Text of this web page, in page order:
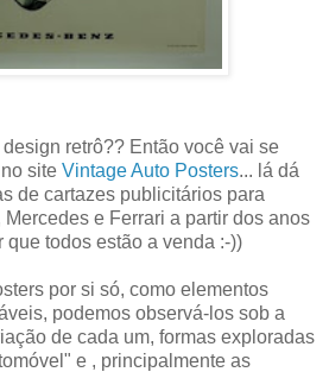
retrô?? Então você vai se
site Vintage Auto Posters... lá dá
de cartazes publicitários para
e Ferrari a partir dos anos
que todos estão a venda :-))
por si só, como elementos
podemos observá-los sob a
de cada um, formas exploradas
e , principalmente as